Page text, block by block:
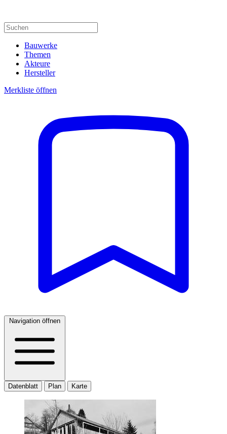
Bauwerke
Themen
Akteure
Hersteller
Merkliste öffnen
Navigation öffnen
Datenblatt Plan Karte